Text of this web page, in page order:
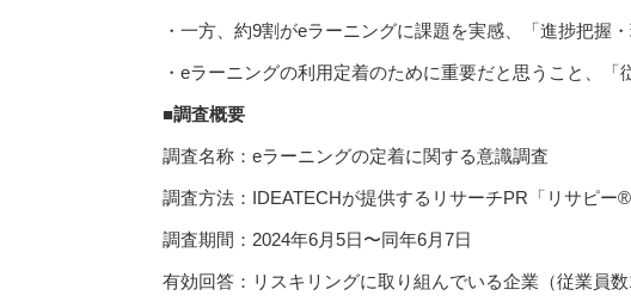
・一方、約9割がeラーニングに課題を実感、「進捗把握
・eラーニングの利用定着のために重要だと思うこと、
■調査概要
調査名称：eラーニングの定着に関する意識調査
調査方法：IDEATECHが提供するリサーチPR「リサピー
調査期間：2024年6月5日〜同年6月7日
有効回答：リスキリングに取り組んでいる企業（従業員